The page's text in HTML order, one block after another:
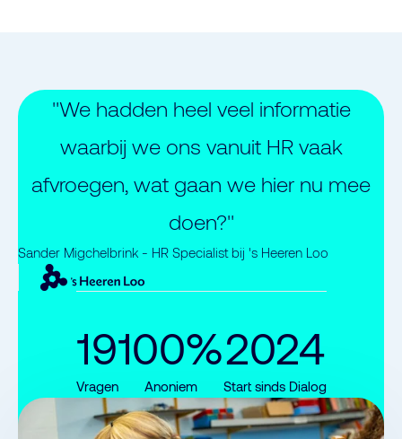
"We hadden heel veel informatie
waarbij we ons vanuit HR vaak
afvroegen, wat gaan we hier nu mee
doen?"
Sander Migchelbrink - HR Specialist bij 's Heeren Loo
19
Vragen
100%
Anoniem
2024
Start sinds Dialog